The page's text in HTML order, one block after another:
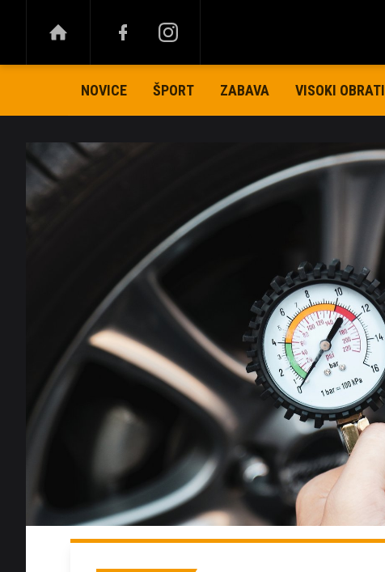
NOVICE ŠPORT ZABAVA VISOKI OBRATI